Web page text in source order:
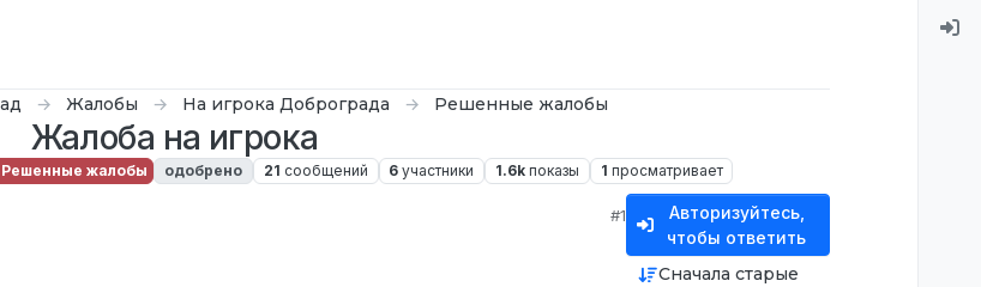
Жалобы На игрока Доброграда Решенные жалобы
Жалоба на игрока
Решенные жалобы одобрено 21 сообщений 6 участники 1.6k показы 1 просматривает
#1
Авторизуйтесь,
чтобы ответить
Сначала старые